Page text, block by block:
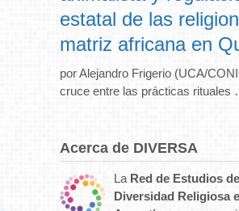
estatal de las
matriz africana en
por Alejandro Frigerio (UCA/
cruce entre las prácticas rituales
Acerca de DIVERSA
La Red de Estudios
Diversidad Religiosa